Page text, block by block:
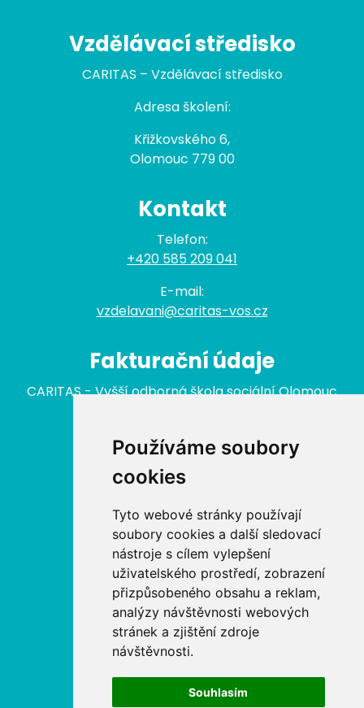
Používáme soubory
cookies
Tyto webové stránky používají
soubory cookies a další sledovací
nástroje s cílem vylepšení
uživatelského prostředí, zobrazení
přizpůsobeného obsahu a reklam,
analýzy návštěvnosti webových
stránek a zjištění zdroje
návštěvnosti.
Souhlasím
Vzdělávací středisko
CARITAS – Vzdělávací středisko
Adresa školení:
Křižkovského 6,
Olomouc 779 00
Kontakt
Telefon:
+420 585 209 041
E-mail:
vzdelavani@caritas-vos.cz
Fakturační údaje
CARITAS - Vyšší odborná škola sociální Olomouc
Nabídka
Aktuální kurzy
Akreditované kurzy MŠMT
Akreditované kurzy MPSV
Akreditované kurzy MV